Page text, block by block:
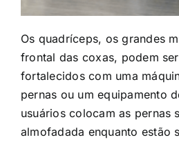
Os quadríceps, os grandes
frontal das coxas, podem
fortalecidos com uma
pernas ou um equipamento
usuários colocam as pernas
almofadada enquanto estão